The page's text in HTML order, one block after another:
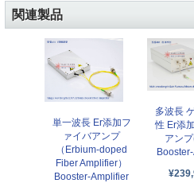
関連製品
単一波長 Er添加フ
ァイバアンプ
（Erbium-doped
Fiber Amplifier）
Booster-Amplifier
多波長
性 Er添
アン